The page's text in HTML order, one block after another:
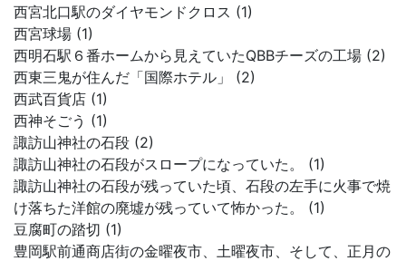
西宮北口駅のダイヤモンドクロス (1)
西宮球場 (1)
西明石駅６番ホームから見えていたQBBチーズの工場 (2)
西東三鬼が住んだ「国際ホテル」 (2)
西武百貨店 (1)
西神そごう (1)
諏訪山神社の石段 (2)
諏訪山神社の石段がスロープになっていた。 (1)
諏訪山神社の石段が残っていた頃、石段の左手に火事で焼
け落ちた洋館の廃墟が残っていて怖かった。 (1)
豆腐町の踏切 (1)
豊岡駅前通商店街の金曜夜市、土曜夜市、そして、正月の